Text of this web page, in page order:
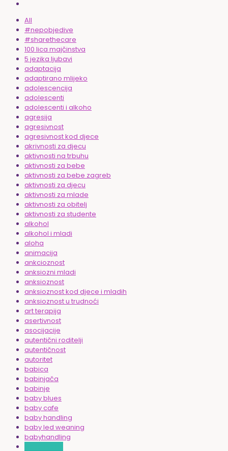
All
#nepobjedive
#sharethecare
100 lica majčinstva
5 jezika ljubavi
adaptacija
adaptirano mlijeko
adolescencija
adolescenti
adolescenti i alkoho
agresija
agresivnost
agresivnost kod djece
akrivnosti za djecu
aktivnosti na trbuhu
aktivnosti za bebe
aktivnosti za bebe zagreb
aktivnosti za djecu
aktivnosti za mlade
aktivnosti za obitelj
aktivnosti za studente
alkohol
alkohol i mladi
aloha
animacija
ankcioznost
anksiozni mladi
anksioznost
anksioznost kod djece i mladih
anksioznost u trudnoći
art terapija
asertivnost
asocijacije
autentični roditelji
autentičnost
autoritet
babica
babinjača
babinje
baby blues
baby cafe
baby handling
baby led weaning
babyhandling